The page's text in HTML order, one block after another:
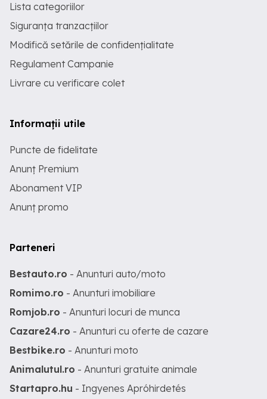
Lista categoriilor
Siguranța tranzacțiilor
Modifică setările de confidențialitate
Regulament Campanie
Livrare cu verificare colet
Informații utile
Puncte de fidelitate
Anunț Premium
Abonament VIP
Anunț promo
Parteneri
Bestauto.ro - Anunturi auto/moto
Romimo.ro - Anunturi imobiliare
Romjob.ro - Anunturi locuri de munca
Cazare24.ro - Anunturi cu oferte de cazare
Bestbike.ro - Anunturi moto
Animalutul.ro - Anunturi gratuite animale
Startapro.hu - Ingyenes Apróhirdetés